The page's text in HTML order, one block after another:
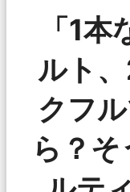
「1
ルト
クフ
ら？